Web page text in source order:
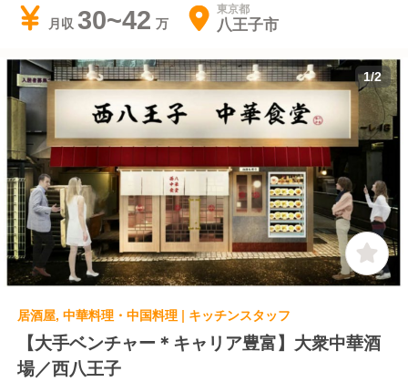
月収 30~42 東京都
八王子市
1/2
居酒屋, 中華料理・中国料理 | キッチンスタッフ
【大手ベンチャー＊キャリア豊富】大衆中華酒
場／西八王子